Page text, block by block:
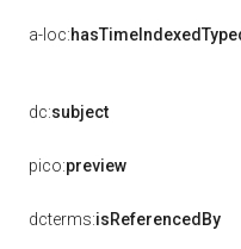
a-loc:
dc:subject
pico:preview
dcterms:isReferencedBy